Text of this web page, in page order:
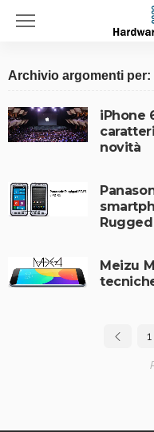
Archivio argomenti
iPhone
novità
Rugged
Meizu
1